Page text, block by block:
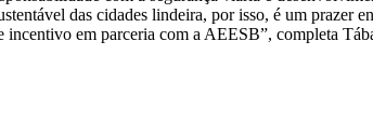
das cidades lindeira, por isso, é um prazer
em parceria com a AEESB”, completa